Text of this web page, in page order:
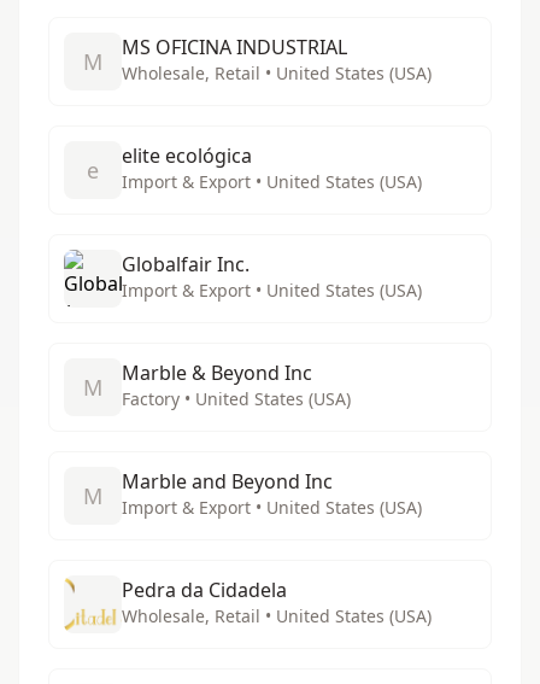
M MS OFICINA INDUSTRIAL
Wholesale, Retail • United States (USA)
e elite ecológica
Import & Export • United States (USA)
Globalfair Inc.
Import & Export • United States (USA)
M Marble & Beyond Inc
Factory • United States (USA)
M Marble and Beyond Inc
Import & Export • United States (USA)
Pedra da Cidadela
Wholesale, Retail • United States (USA)